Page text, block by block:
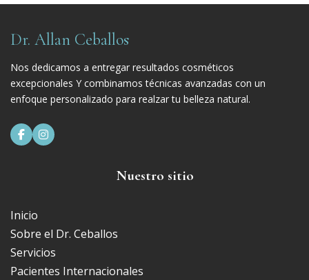
Dr. Allan Ceballos
Nos dedicamos a entregar resultados cosméticos
excepcionales Y combinamos técnicas avanzadas con un
enfoque personalizado para realzar tu belleza natural.
 
Nuestro sitio
Inicio
Sobre el Dr. Ceballos
Servicios
Pacientes Internacionales